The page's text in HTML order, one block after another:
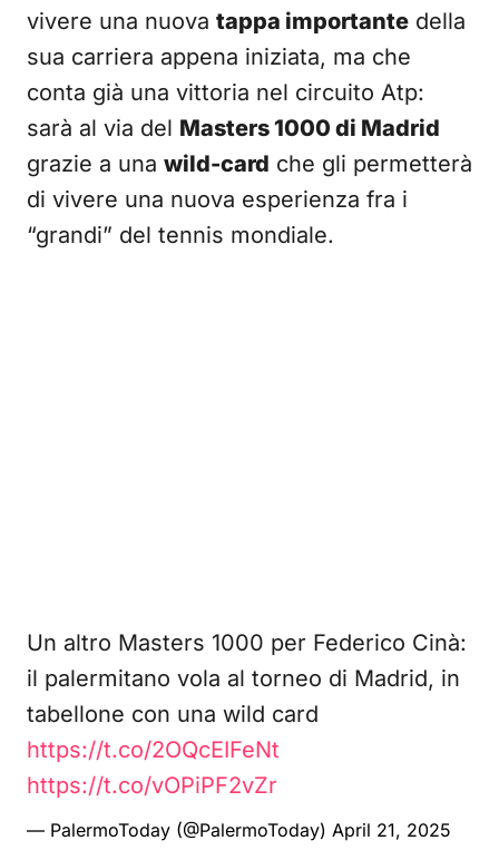
vivere una nuova tappa importante della
sua carriera appena iniziata, ma che
conta già una vittoria nel circuito Atp:
sarà al via del Masters 1000 di Madrid
grazie a una wild-card che gli permetterà
di vivere una nuova esperienza fra i
“grandi” del tennis mondiale.
Un altro Masters 1000 per Federico Cinà:
il palermitano vola al torneo di Madrid, in
tabellone con una wild card
https://t.co/2OQcEIFeNt
https://t.co/vOPiPF2vZr
— PalermoToday (@PalermoToday) April 21, 2025